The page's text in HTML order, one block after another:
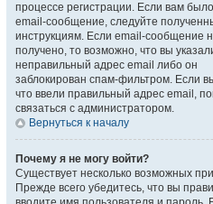
процессе регистрации. Если вам
email-сообщение, следуйте
инструкциям. Если email-сообщение
получено, то возможно, что вы
неправильный адрес email либо он
заблокирован спам-фильтром. Если
что ввели правильный адрес email,
связаться с администратором.
Вернуться к началу
Почему я не могу войти?
Существует несколько возможных
Прежде всего убедитесь, что вы